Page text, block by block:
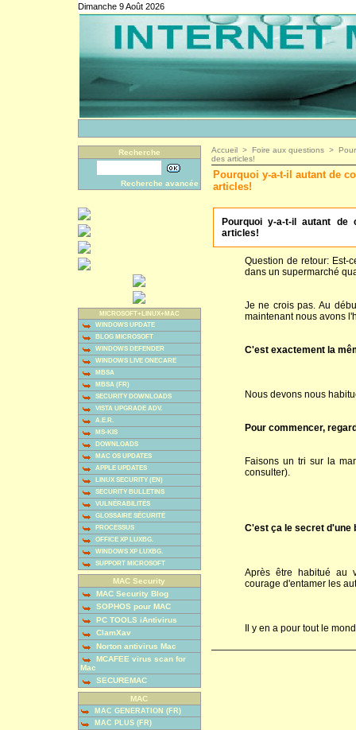
Dimanche 9 Août 2026
Recherche
Recherche avancée
MICROSOFT+LINUX+MAC
WINDOWS UPDATE
BLOG MICROSOFT
WINDOWS DEFENDER
WINDOWS LIVE ONECARE
MBSA
MBSA (FR)
SECURITY DOWNLOADS
VISTA UPGRADE ADV.
A.E.R.
MS-KIS
DOWNLOADS
MAC OS UPDATES
APPLE UPDATES
LINUX SECURITY (EN)
SECURITY BULLETINS
VULNÉRABILITÉS
GLOSSAIRE SÉCURITÉ
PROCESSUS
OFFICE XP LUXBG.
WINDOWS XP LUXBG.
SUPPORT MICROSOFT
MAC Security
MAC Security Blog
SOPHOS pour MAC
PC TOOLS iAntivirus
ClamXav
Norton antivirus Mac
MCAFEE virus scan for
Mac
SECUREMAC
MAC
MAC GENERATION (FR)
MAC PLUS (FR)
Accueil > Foire aux questions >
des articles!
Pourquoi y-a-t-il autant de
articles!
Pourquoi y-a-t-il autant
articles!
Question de retour: Est-
dans un supermarché
Je ne crois pas. Au
maintenant nous avons
C'est exactement la
Nous devons nous
Pour commencer,
Faisons un tri sur la
consulter).
C'est ça le secret d'une
Après être habitué au
courage d'entamer les
Il y en a pour tout le